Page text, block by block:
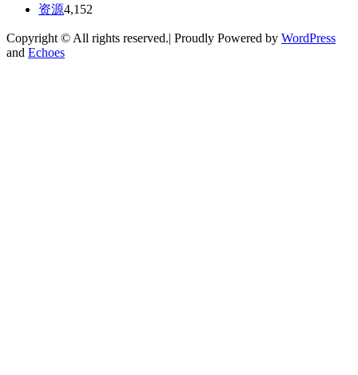
资源4,152
Copyright © All rights reserved.| Proudly Powered by WordPress
and Echoes